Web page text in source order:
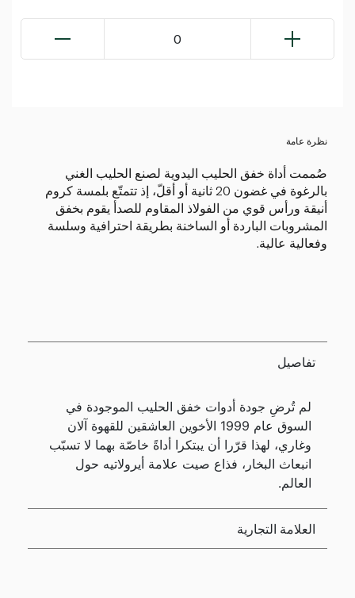
0
نظرة عامة
صُممت أداة خفق الحليب اليدوية لصنع الحليب الغني
بالرغوة في غضون 20 ثانية أو أقلّ، إذ تتمتّع بلمسة كروم
أنيقة ورأس قوي من الفولاذ المقاوم للصدأ يقوم بخفق
المشروبات الباردة أو الساخنة بطريقة احترافية وسلسة
وفعالية عالية.
تفاصيل
لم تُرضِ جودة أدوات خفق الحليب الموجودة في
السوق عام 1999 الأخوين العاشقين للقهوة آلان
وغاري، لهذا قرّرا أن يبتكرا أداةً خاصّة بهما لا تسبّب
انبعاث البخار، فذاع صيت علامة أيرولاتيه حول
العالم.
العلامة التجارية